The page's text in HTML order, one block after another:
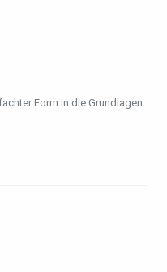
Form in die Grundlagen